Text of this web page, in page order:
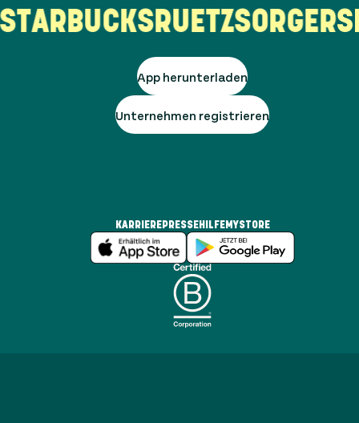
RUETZSORGER
App herunterladen
Unternehmen registrieren
KARRIEREPRESSEHILFEMYSTORE